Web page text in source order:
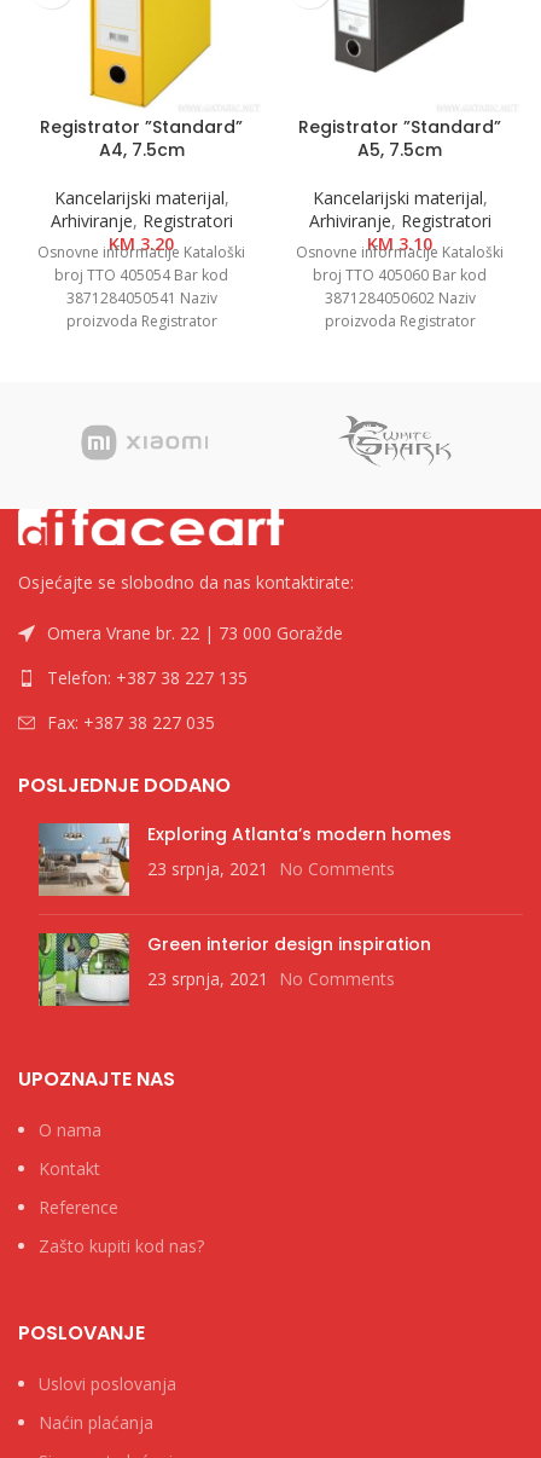
Registrator ”Standard”
A4, 7.5cm
Kancelarijski materijal,
Arhiviranje, Registratori
KM3.20
Osnovne informacije Kataloški
broj TTO 405054 Bar kod
3871284050541 Naziv
proizvoda Registrator
Registrator ”Standard”
A5, 7.5cm
Kancelarijski materijal,
Arhiviranje, Registratori
KM3.10
Osnovne informacije Kataloški
broj TTO 405060 Bar kod
3871284050602 Naziv
proizvoda Registrator
Osjećajte se slobodno da nas kontaktirate:
Omera Vrane br. 22 | 73 000 Goražde
Telefon: +387 38 227 135
Fax: +387 38 227 035
POSLJEDNJE DODANO
Exploring Atlanta’s modern homes
23 srpnja, 2021 No Comments
Green interior design inspiration
23 srpnja, 2021 No Comments
UPOZNAJTE NAS
O nama
Kontakt
Reference
Zašto kupiti kod nas?
POSLOVANJE
Uslovi poslovanja
Naćin plaćanja